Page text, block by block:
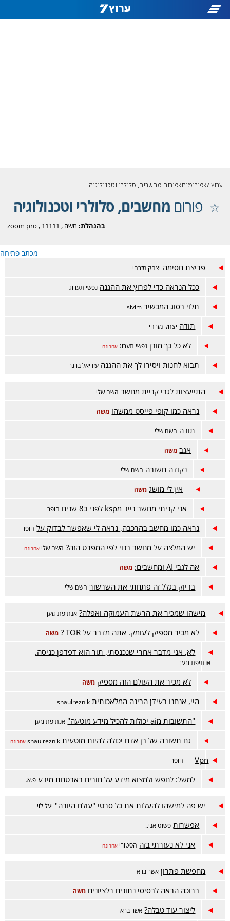
ערוץ 7 פורומים פורום מחשבים, סלולרי וטכנולוגיה
פורום מחשבים, סלולרי וטכנולוגיה
בהנהלת: משה ,
11111
,
zoom pro
מכתב פתיחה
פריצת חסימה יצחק מזרחי
ככל הנראה כדי לפרוץ את ההגנה נפשי תערוג
תלוי בסוג המכשיר sivim
תודה יצחק מזרחי
לא כל כך מובן נפשי תערוג אחרונה
תבוא לחנות ויסירו לך את ההגנה עזריאל ברגר
התייעצות לגבי קניית מחשב השם שלי
נראה כמו קופי פייסט ממשהו משה
תודה השם שלי
אגב משה
נקודה חשובה השם שלי
אין לי מושג משה
אני קניתי מחשב נייד מksp לפני כ8 שנים חופר
נראה כמו מחשב בהרכבה, נראה לי שאפשר לבדוק על חופר
יש המלצה על מחשב בנוי לפי המפרט הזה? השם שלי אחרונה
אה לגבי AI ומחשבים: משה
בדיוק בגלל זה פתחתי את השרשור השם שלי
מישהו שמכיר את הרשת העמוקה ואפלה? אנתיפת גזען
לא מכיר מספיק לעומק. אתה מדבר על TOR ? משה
לא, אני מדבר אחרי שנכנסתי, תור הוא דפדפן כניסה.
אנתיפת גזען
לא מכיר את העולם הזה מספיק משה
היי, אנחנו בעידן הבינה המלאכותית shaulreznik
"התשובות מai יכולות להכיל מידע מוטעה" אנתיפת גזען
גם תשובה של בן אדם יכולה להיות מוטעית shaulreznik אחרונה
Vpn חופר
למשל: לחפש ולמצוא מידע על חורים באבטחת מידע פ.א.
יש פה למישהו להעלות את כל סרטי "עולם היורה" יעל לוי
אפשרות פשוט אני..
אני לא נעזרתי בזה הסטורי אחרונה
מחפשת פתרון אשר ברא
ברוכה הבאה לבסיסי נתונים רלציונים משה
ליצור עוד טבלה? אשר ברא